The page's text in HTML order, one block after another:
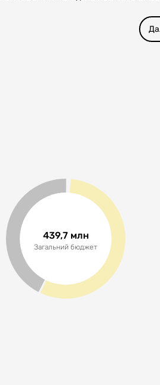
освітньою
на присутність на кордоні
на унікальні
спільнота
439,7 млн
Загальний бюджет